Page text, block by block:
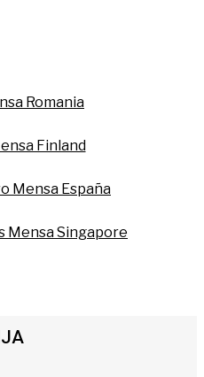
Romania
Finland
Mensa España
Mensa Singapore